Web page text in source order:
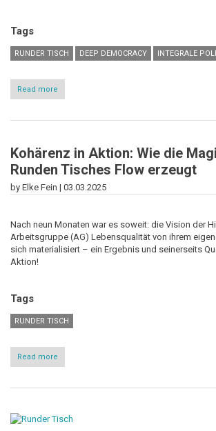
Tags
RUNDER TISCH DEEP DEMOCRACY INTEGRALE
Read more
IFIS
Sommerfest
Akademie
Littenweiler
Kohärenz in Aktion: Wie die
Runden Tisches Flow erzeugt
by Elke Fein | 03.03.2025
Nach neun Monaten war es soweit: die Vision der
Arbeitsgruppe (AG) Lebensqualität von ihrem
sich materialisiert – ein Ergebnis und seinerseits
Aktion!
Tags
RUNDER TISCH
Read more
Kohärenz
Aktion:
Magie